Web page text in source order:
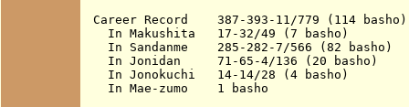
Career Record    387-393-11/779 (114 basho)
  In Makushita   17-32/49 (7 basho)
  In Sandanme    285-282-7/566 (82 basho)
  In Jonidan     71-65-4/136 (20 basho)
  In Jonokuchi   14-14/28 (4 basho)
  In Mae-zumo    1 basho